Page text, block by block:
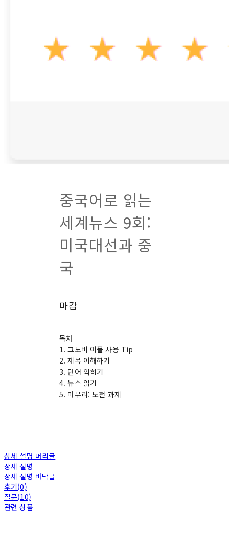
중국어로 읽는
세계뉴스 9회:
미국대선과 중
국
마감
목차
1. 그노비 어플 사용 Tip
2. 제목 이해하기
3. 단어 익히기
4. 뉴스 읽기
5. 마무리: 도전 과제
상세 설명 머리글
상세 설명
상세 설명 바닥글
후기(0)
질문(10)
관련 상품